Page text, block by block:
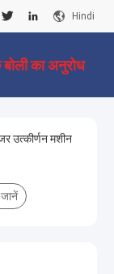
Hindi
का अनुरोध
उत्कीर्णन मशीन